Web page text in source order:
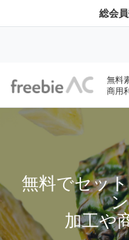
総会
無料
商用
無料でセッ
加工や